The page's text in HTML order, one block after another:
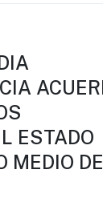
ESTADO
MEDIO